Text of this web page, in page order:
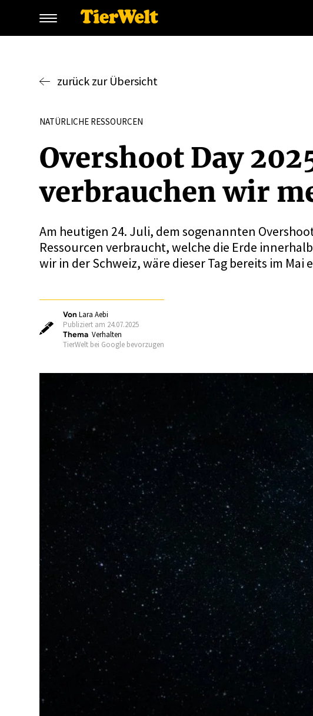
zurück zur Übersicht
NATÜRLICHE RESSOURCEN
Overshoot Day
verbrauchen wir
Am heutigen 24. Juli, dem sogenannten
Ressourcen verbraucht, welche die Erde
wir in der Schweiz, wäre dieser Tag bereits im Mai
VonLara Aebi
Publiziert am 24.07.2025
Thema Verhalten
TierWelt bei Google bevorzugen